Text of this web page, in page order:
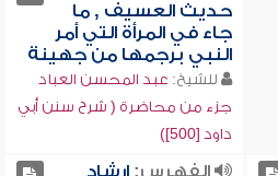
حديث العسيف , ما
جاء في المرأة التي أمر
النبي برجمها من جهينة
للشيخ: عبد المحسن العباد
جزء من محاضرة ( شرح سنن أبي
داود [500])
الفهرس:إرشاد